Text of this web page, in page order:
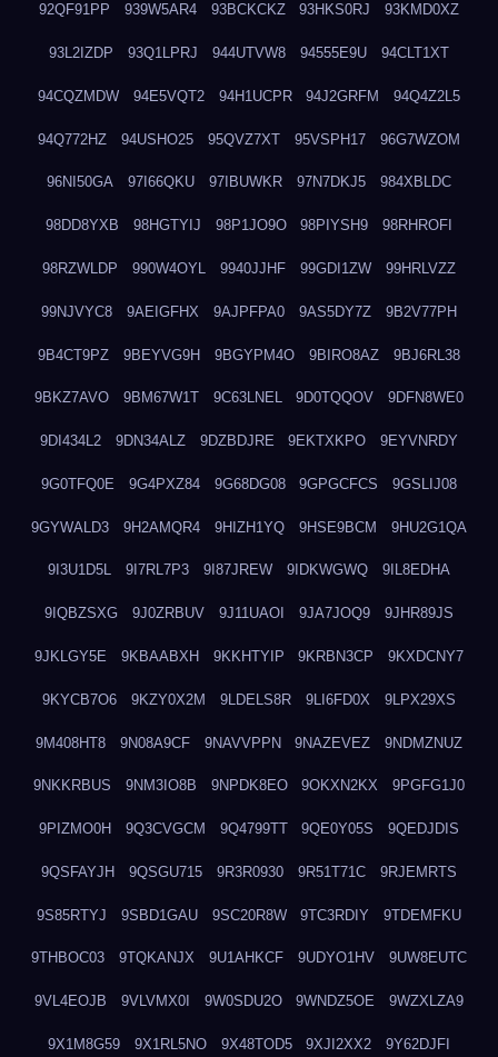
92QF91PP 939W5AR4 93BCKCKZ 93HKS0RJ 93KMD0XZ
93L2IZDP 93Q1LPRJ 944UTVW8 94555E9U 94CLT1XT
94CQZMDW 94E5VQT2 94H1UCPR 94J2GRFM 94Q4Z2L5
94Q772HZ 94USHO25 95QVZ7XT 95VSPH17 96G7WZOM
96NI50GA 97I66QKU 97IBUWKR 97N7DKJ5 984XBLDC
98DD8YXB 98HGTYIJ 98P1JO9O 98PIYSH9 98RHROFI
98RZWLDP 990W4OYL 9940JJHF 99GDI1ZW 99HRLVZZ
99NJVYC8 9AEIGFHX 9AJPFPA0 9AS5DY7Z 9B2V77PH
9B4CT9PZ 9BEYVG9H 9BGYPM4O 9BIRO8AZ 9BJ6RL38
9BKZ7AVO 9BM67W1T 9C63LNEL 9D0TQQOV 9DFN8WE0
9DI434L2 9DN34ALZ 9DZBDJRE 9EKTXKPO 9EYVNRDY
9G0TFQ0E 9G4PXZ84 9G68DG08 9GPGCFCS 9GSLIJ08
9GYWALD3 9H2AMQR4 9HIZH1YQ 9HSE9BCM 9HU2G1QA
9I3U1D5L 9I7RL7P3 9I87JREW 9IDKWGWQ 9IL8EDHA
9IQBZSXG 9J0ZRBUV 9J11UAOI 9JA7JOQ9 9JHR89JS
9JKLGY5E 9KBAABXH 9KKHTYIP 9KRBN3CP 9KXDCNY7
9KYCB7O6 9KZY0X2M 9LDELS8R 9LI6FD0X 9LPX29XS
9M408HT8 9N08A9CF 9NAVVPPN 9NAZEVEZ 9NDMZNUZ
9NKKRBUS 9NM3IO8B 9NPDK8EO 9OKXN2KX 9PGFG1J0
9PIZMO0H 9Q3CVGCM 9Q4799TT 9QE0Y05S 9QEDJDIS
9QSFAYJH 9QSGU715 9R3R0930 9R51T71C 9RJEMRTS
9S85RTYJ 9SBD1GAU 9SC20R8W 9TC3RDIY 9TDEMFKU
9THBOC03 9TQKANJX 9U1AHKCF 9UDYO1HV 9UW8EUTC
9VL4EOJB 9VLVMX0I 9W0SDU2O 9WNDZ5OE 9WZXLZA9
9X1M8G59 9X1RL5NO 9X48TOD5 9XJI2XX2 9Y62DJFI